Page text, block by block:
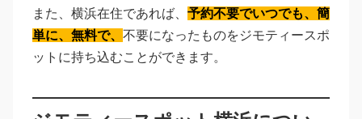
また、横浜在住であれば、 予約不要でいつでも、簡
単に、無料で、 不要になったものをジモティースポ
ットに持ち込むことができます。